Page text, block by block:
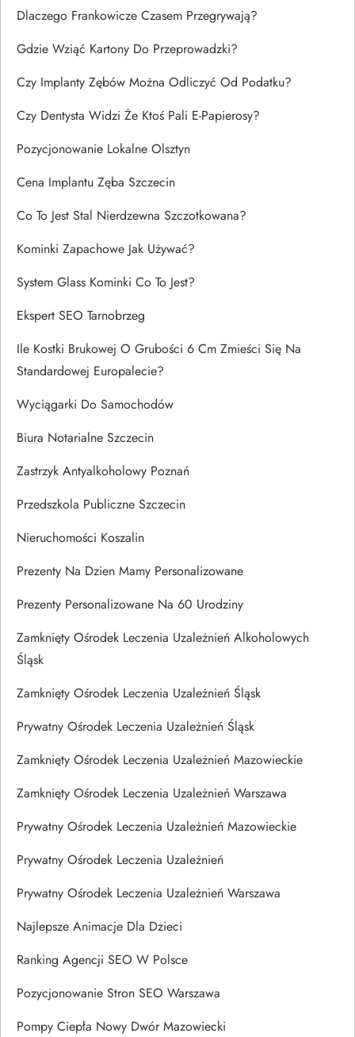
Dlaczego Frankowicze Czasem Przegrywają?
Gdzie Wziąć Kartony Do Przeprowadzki?
Czy Implanty Zębów Można Odliczyć Od Podatku?
Czy Dentysta Widzi Że Ktoś Pali E-Papierosy?
Pozycjonowanie Lokalne Olsztyn
Cena Implantu Zęba Szczecin
Co To Jest Stal Nierdzewna Szczotkowana?
Kominki Zapachowe Jak Używać?
System Glass Kominki Co To Jest?
Ekspert SEO Tarnobrzeg
Ile Kostki Brukowej O Grubości 6 Cm Zmieści Się Na
Standardowej Europalecie?
Wyciągarki Do Samochodów
Biura Notarialne Szczecin
Zastrzyk Antyalkoholowy Poznań
Przedszkola Publiczne Szczecin
Nieruchomości Koszalin
Prezenty Na Dzien Mamy Personalizowane
Prezenty Personalizowane Na 60 Urodziny
Zamknięty Ośrodek Leczenia Uzależnień Alkoholowych
Śląsk
Zamknięty Ośrodek Leczenia Uzależnień Śląsk
Prywatny Ośrodek Leczenia Uzależnień Śląsk
Zamknięty Ośrodek Leczenia Uzależnień Mazowieckie
Zamknięty Ośrodek Leczenia Uzależnień Warszawa
Prywatny Ośrodek Leczenia Uzależnień Mazowieckie
Prywatny Ośrodek Leczenia Uzależnień
Prywatny Ośrodek Leczenia Uzależnień Warszawa
Najlepsze Animacje Dla Dzieci
Ranking Agencji SEO W Polsce
Pozycjonowanie Stron SEO Warszawa
Pompy Ciepła Nowy Dwór Mazowiecki